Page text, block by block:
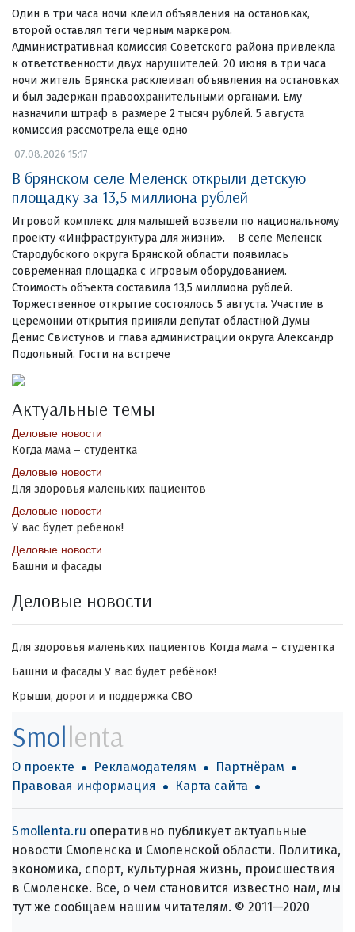
Один в три часа ночи клеил объявления на остановках,
второй оставлял теги черным маркером.
Административная комиссия Советского района привлекла
к ответственности двух нарушителей. 20 июня в три часа
ночи житель Брянска расклеивал объявления на остановках
и был задержан правоохранительными органами. Ему
назначили штраф в размере 2 тысяч рублей. 5 августа
комиссия рассмотрела еще одно
07.08.2026 15:17
В брянском селе Меленск открыли детскую
площадку за 13,5 миллиона рублей
Игровой комплекс для малышей возвели по национальному
проекту «Инфраструктура для жизни». В селе Меленск
Стародубского округа Брянской области появилась
современная площадка с игровым оборудованием.
Стоимость объекта составила 13,5 миллиона рублей.
Торжественное открытие состоялось 5 августа. Участие в
церемонии открытия приняли депутат областной Думы
Денис Свистунов и глава администрации округа Александр
Подольный. Гости на встрече
Актуальные темы
Деловые новости
Когда мама – студентка
Деловые новости
Для здоровья маленьких пациентов
Деловые новости
У вас будет ребёнок!
Деловые новости
Башни и фасады
Деловые новости
Для здоровья маленьких пациентов Когда мама – студентка
Башни и фасады У вас будет ребёнок!
Крыши, дороги и поддержка СВО
Smollenta
О проекте Рекламодателям
Партнёрам
Правовая информация
Карта сайта
Smollenta.ru оперативно публикует актуальные
новости Смоленска и Смоленской области. Политика,
экономика, спорт, культурная жизнь, происшествия
в Смоленске. Все, о чем становится известно нам, мы
тут же сообщаем нашим читателям. © 2011—2020